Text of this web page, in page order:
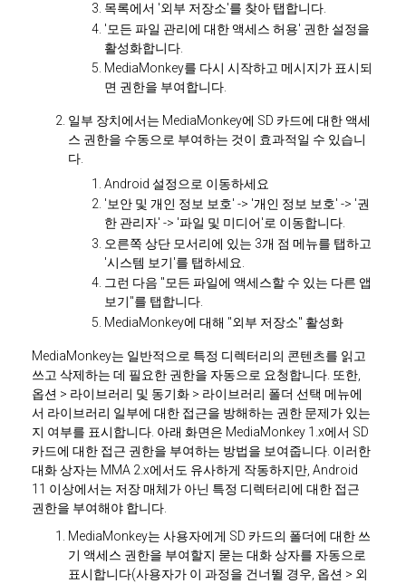
목록에서 '외부 저장소'를 찾아 탭합니다.
'모든 파일 관리에 대한 액세스 허용' 권한 설정을
활성화합니다.
MediaMonkey를 다시 시작하고 메시지가 표시되
면 권한을 부여합니다.
일부 장치에서는 MediaMonkey에 SD 카드에 대한 액세
스 권한을 수동으로 부여하는 것이 효과적일 수 있습니
다.
Android 설정으로 이동하세요
'보안 및 개인 정보 보호' -> '개인 정보 보호' -> '권
한 관리자' -> '파일 및 미디어'로 이동합니다.
오른쪽 상단 모서리에 있는 3개 점 메뉴를 탭하고
'시스템 보기'를 탭하세요.
그런 다음 "모든 파일에 액세스할 수 있는 다른 앱
보기"를 탭합니다.
MediaMonkey에 대해 "외부 저장소" 활성화
MediaMonkey는 일반적으로 특정 디렉터리의 콘텐츠를 읽고
쓰고 삭제하는 데 필요한 권한을 자동으로 요청합니다. 또한,
옵션 > 라이브러리 및 동기화 > 라이브러리 폴더 선택 메뉴에
서 라이브러리 일부에 대한 접근을 방해하는 권한 문제가 있는
지 여부를 표시합니다. 아래 화면은 MediaMonkey 1.x에서 SD
카드에 대한 접근 권한을 부여하는 방법을 보여줍니다. 이러한
대화 상자는 MMA 2.x에서도 유사하게 작동하지만, Android
11 이상에서는 저장 매체가 아닌 특정 디렉터리에 대한 접근
권한을 부여해야 합니다.
MediaMonkey는 사용자에게 SD 카드의 폴더에 대한 쓰
기 액세스 권한을 부여할지 묻는 대화 상자를 자동으로
표시합니다(사용자가 이 과정을 건너뛸 경우, 옵션 > 외